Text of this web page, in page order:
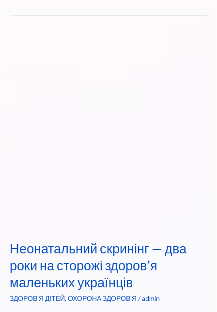
й
Неонатальний скринінг — два
роки на сторожі здоров’я
маленьких українців
ЗДОРОВ'Я ДІТЕЙ, ОХОРОНА ЗДОРОВ'Я /admin